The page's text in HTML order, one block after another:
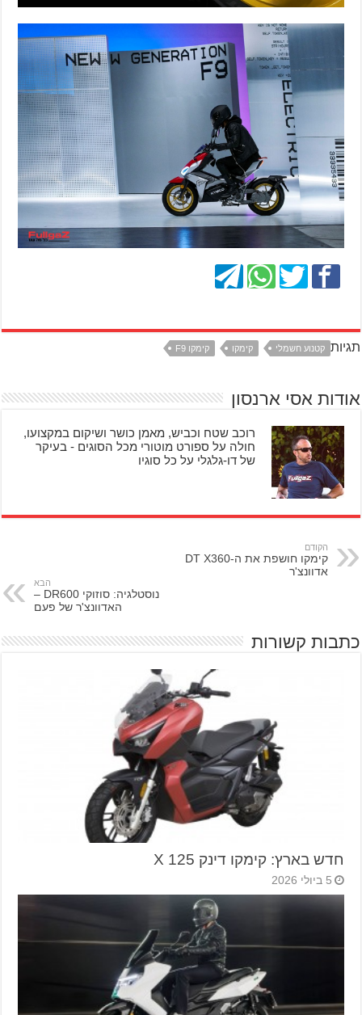
תגיות קטנוע חשמלי קימקו קימקו F9
אודות אסי ארנסון
רוכב שטח וכביש, מאמן כושר ושיקום במקצועו,
חולה על ספורט מוטורי מכל הסוגים - בעיקר
של דו-גלגלי על כל סוגיו
הקודם
קימקו חושפת את ה-DT X360
אדוונצ'ר
הבא
נוסטלגיה: סוזוקי DR600 –
האדוונצ'ר של פעם
כתבות קשורות
חדש בארץ: קימקו דינק 125 X
5 ביולי 2026